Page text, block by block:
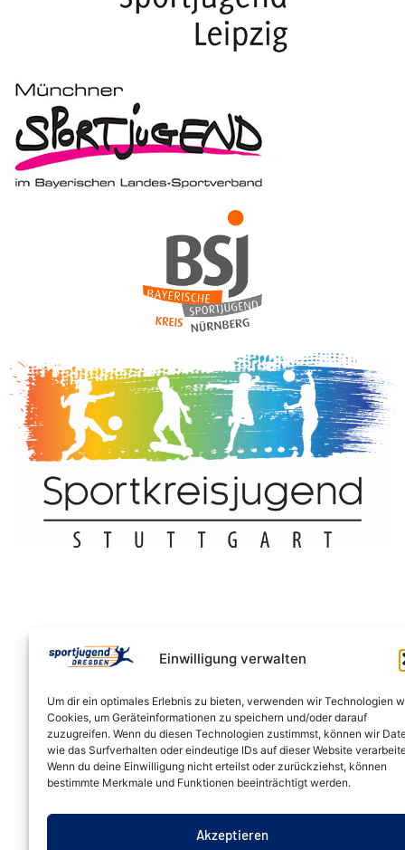
Einwilligung verwalten
Um dir ein optimales Erlebnis zu bieten, verwenden wir Technologien
Cookies, um Geräteinformationen zu speichern und/oder darauf
zuzugreifen. Wenn du diesen Technologien zustimmst, können wir
wie das Surfverhalten oder eindeutige IDs auf dieser Website
Wenn du deine Einwilligung nicht erteilst oder zurückziehst, können
bestimmte Merkmale und Funktionen beeinträchtigt werden.
Akzeptieren
UNSERE SPONSOREN UND
PARTNER